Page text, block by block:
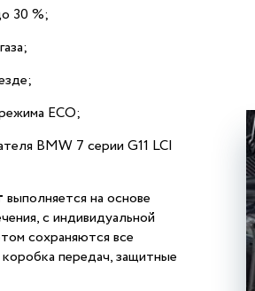
30 %;
ECO;
BMW 7 серии G11 LCI
выполняется на основе
с индивидуальной
сохраняются все
передач, защитные